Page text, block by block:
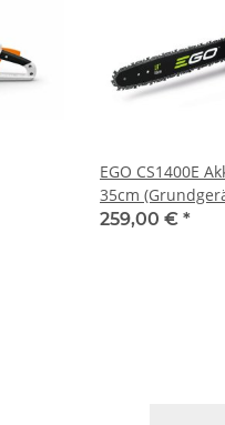
EGO CS1400E
35cm
259,00 € *